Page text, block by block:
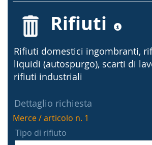
Rifiuti
Rifiuti domestici ingombranti,
liquidi (autospurgo), scarti di
rifiuti industriali
Dettaglio richiesta
Merce / articolo n. 1
Tipo di rifiuto